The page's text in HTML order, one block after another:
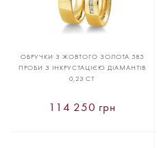
ОБРУЧКИ З ЖОВТОГО ЗОЛОТА 585
ПРОБИ З ІНКРУСТАЦІЄЮ ДІАМАНТІВ
0,23 CT
114 250 грн